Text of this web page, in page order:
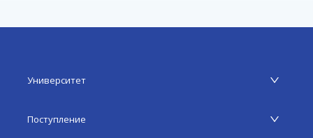
Университет
Поступление